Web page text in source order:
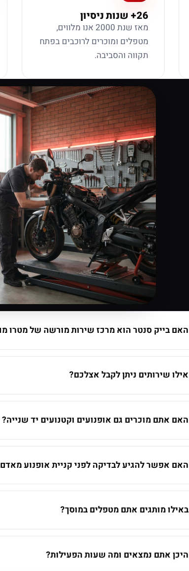
26+ שנות ניסיון
מאז שנת 2000 אנו מלווים,
מטפלים ומוכרים לרוכבים בפתח
תקווה והסביבה.
האם בייק סנטר הוא מרכז שירות מורשה של מטרו
אילו שירותים ניתן לקבל אצלכם?
האם אתם מוכרים גם אופנועים וקטנועים יד שנייה?
האם אפשר להגיע לבדיקה לפני קניית אופנוע
באילו מותגים אתם מטפלים במוסך?
היכן אתם נמצאים ומה שעות הפעילות?